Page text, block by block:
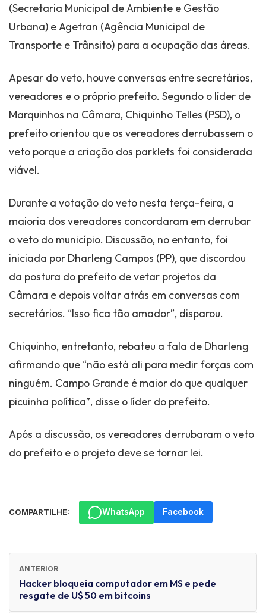
(Secretaria Municipal de Ambiente e Gestão
Urbana) e Agetran (Agência Municipal de
Transporte e Trânsito) para a ocupação das áreas.
Apesar do veto, houve conversas entre secretários,
vereadores e o próprio prefeito. Segundo o líder de
Marquinhos na Câmara, Chiquinho Telles (PSD), o
prefeito orientou que os vereadores derrubassem o
veto porque a criação dos parklets foi considerada
viável.
Durante a votação do veto nesta terça-feira, a
maioria dos vereadores concordaram em derrubar
o veto do município. Discussão, no entanto, foi
iniciada por Dharleng Campos (PP), que discordou
da postura do prefeito de vetar projetos da
Câmara e depois voltar atrás em conversas com
secretários. “Isso fica tão amador”, disparou.
Chiquinho, entretanto, rebateu a fala de Dharleng
afirmando que “não está ali para medir forças com
ninguém. Campo Grande é maior do que qualquer
picuinha política”, disse o líder do prefeito.
Após a discussão, os vereadores derrubaram o veto
do prefeito e o projeto deve se tornar lei.
COMPARTILHE: WhatsApp Facebook
ANTERIOR
Hacker bloqueia computador em MS e pede
resgate de U$ 50 em bitcoins